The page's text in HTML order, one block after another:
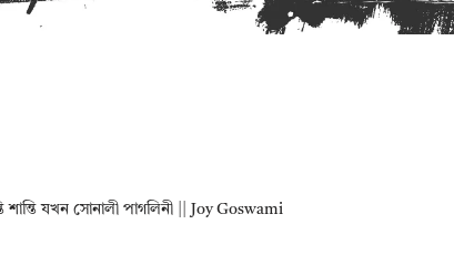
শান্তি যখন সোনালী পাগলিনী || Joy Goswami